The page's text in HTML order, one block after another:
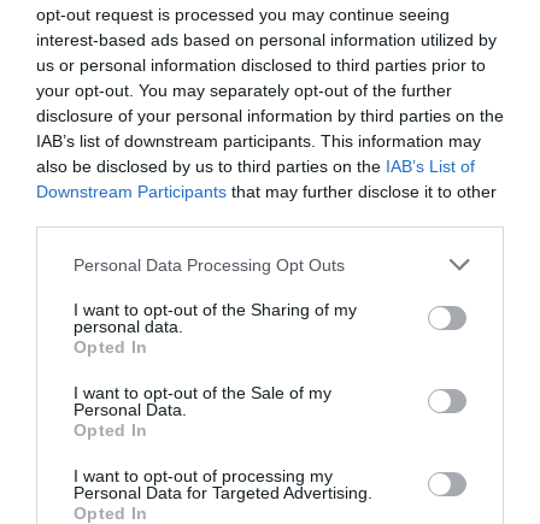
opt-out request is processed you may continue seeing
interest-based ads based on personal information utilized by
us or personal information disclosed to third parties prior to
your opt-out. You may separately opt-out of the further
disclosure of your personal information by third parties on the
IAB’s list of downstream participants. This information may
also be disclosed by us to third parties on the IAB’s List of
Downstream Participants that may further disclose it to other
Please note that this website/app uses one or more Google
not limited to your visit or usage behaviour. You may click to
grant or deny consent to Google and its third-party tags to
use your data for below specified purposes in below Google
consent section.
Personal Data Processing Opt Outs
I want to opt-out of the Sharing of my
personal data.
Opted In
I want to opt-out of the Sale of my
Personal Data.
Opted In
I want to opt-out of processing my
Personal Data for Targeted Advertising.
Opted In
BEZÁR A GELLÉRT, NYIT A RÁC FÜRDŐ, MÁR
CSAK 10 MILLIÁRD FORINT KELL HOZZÁ
írtaKassay Tamás
ahogyan a BGYH tulajdonába került Rác fürdő is
felújítást igényel. A munkálatok költsége akár a 10
milliárd forintot is elérheti. A pandémia miatt 19
Budapest Gyógyfürdői és Hévizei Zrt. a leállások
alatt – számolt be az
BGYH vezérigazgatója.